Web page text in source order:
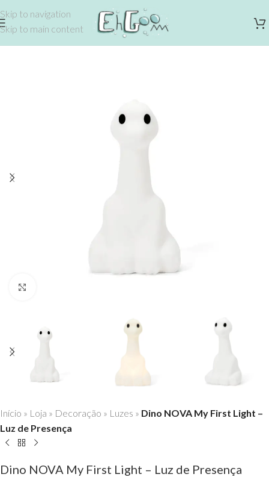
Skip to navigation
Skip to main content
Início » Loja » Decoração » Luzes » Dino NOVA My First Light –
Luz de Presença
Dino NOVA My First Light – Luz de Presença